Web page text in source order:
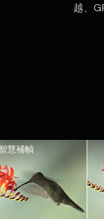
越、